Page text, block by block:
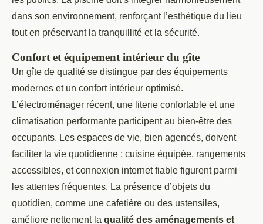
dans son environnement, renforçant l’esthétique du lieu
tout en préservant la tranquillité et la sécurité.
Confort et équipement intérieur du gîte
Un gîte de qualité se distingue par des équipements
modernes et un confort intérieur optimisé.
L’électroménager récent, une literie confortable et une
climatisation performante participent au bien-être des
occupants. Les espaces de vie, bien agencés, doivent
faciliter la vie quotidienne : cuisine équipée, rangements
accessibles, et connexion internet fiable figurent parmi
les attentes fréquentes. La présence d’objets du
quotidien, comme une cafetière ou des ustensiles,
améliore nettement la qualité des aménagements et